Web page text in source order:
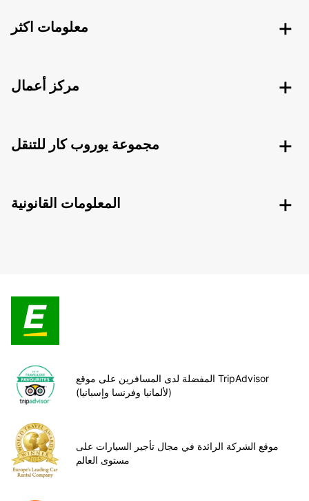
معلومات اكثر
مركز أعمال
مجموعة يوروب كار للتنقل
المعلومات القانونية
المفضلة لدى المسافرين على موقع TripAdvisor
(لألمانيا وفرنسا وإسبانيا)
موقع الشركة الرائدة في مجال تأجير السيارات على
مستوى العالم